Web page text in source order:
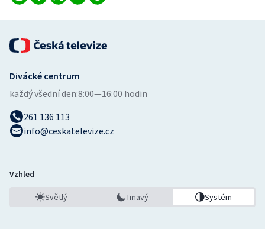
Divácké centrum
každý všední den:8:00—16:00 hodin
261 136 113
info@ceskatelevize.cz
Vzhled
Světlý Tmavý Systém